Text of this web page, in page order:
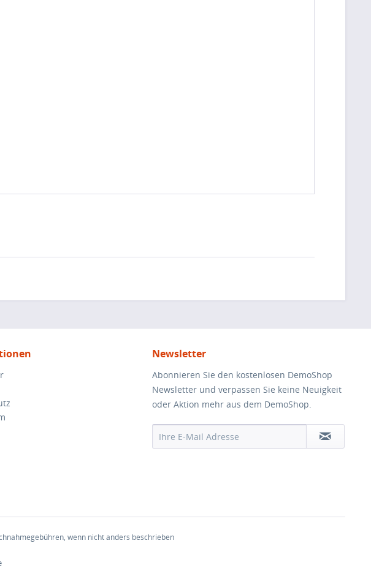
Newsletter
Abonnieren Sie den kostenlosen DemoShop
Newsletter und verpassen Sie keine Neuigkeit
oder Aktion mehr aus dem DemoShop.
wenn nicht anders beschrieben